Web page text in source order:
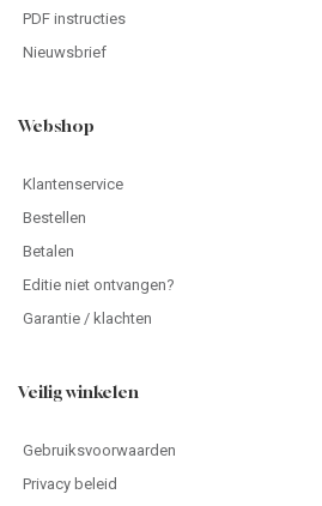
PDF instructies
Nieuwsbrief
Webshop
Klantenservice
Bestellen
Betalen
Editie niet ontvangen?
Garantie / klachten
Veilig winkelen
Gebruiksvoorwaarden
Privacy beleid